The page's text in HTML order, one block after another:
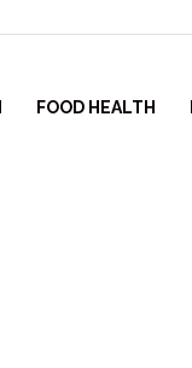
FOOD HEALTH